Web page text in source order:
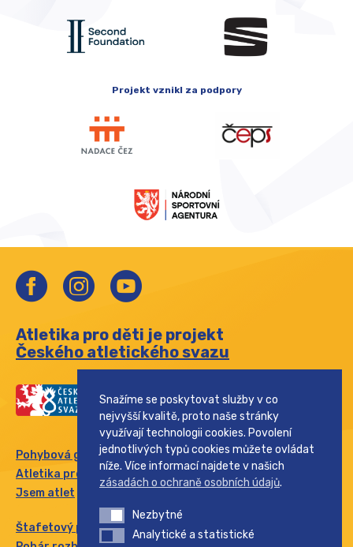
Projekt vznikl za podpory
Atletika pro děti je projekt
Českého atletického svazu
Pohybová gramotnost
Atletika pro rodinu
Jsem atlet
Štafetový pohár
Snažíme se poskytovat služby v co
nejvyšší kvalitě, proto naše stránky
využívají technologii cookies. Povolení
jednotlivých typů cookies můžete ovládat
níže. Více informací najdete v našich
zásadách o ochraně osobních údajů.
NezbytnéNezbytné
Analytické a statistické
Analytické a statistické